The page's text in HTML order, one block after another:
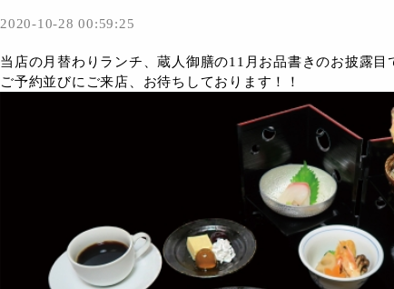
2020-10-28 00:59:25
当店の月替わりランチ、蔵人御膳の11月お品書きのお披露目
ご予約並びにご来店、お待ちしております！！